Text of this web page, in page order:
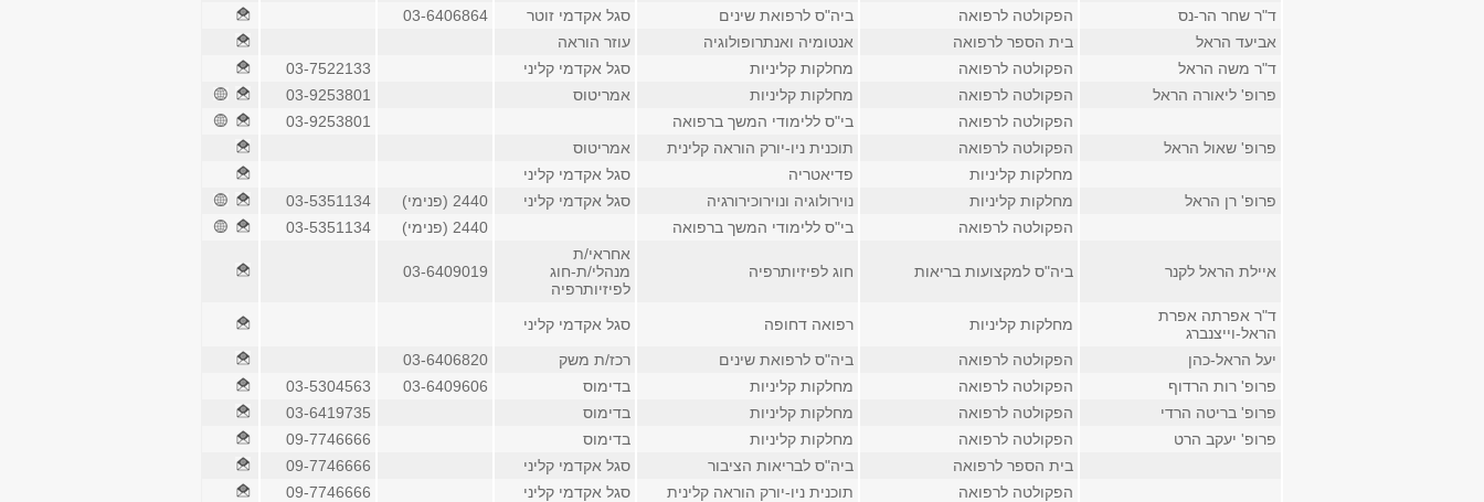
ד"ר שחר הר-נס
הפקולטה לרפואה ביה"ס לרפואת שינים סגל אקדמי זוטר
03-6406864
אביעד הראל
בית הספר לרפואה אנטומיה ואנתרופולוגיה
עוזר הוראה
ד"ר משה הראל
הפקולטה לרפואה מחלקות קליניות סגל אקדמי קליני
03-7522133
פרופ' ליאורה הראל
הפקולטה לרפואה מחלקות קליניות אמריטוס
03-9253801
הפקולטה לרפואה
בי"ס ללימודי המשך ברפואה
03-9253801
פרופ' שאול הראל
הפקולטה לרפואה תוכנית ניו-יורק הוראה קלינית
אמריטוס
מחלקות קליניות
פדיאטריה
סגל אקדמי קליני
פרופ' רן הראל
מחלקות קליניות נוירולוגיה ונוירוכירורגיה סגל אקדמי קליני 2440 (פנימי)
03-5351134
הפקולטה לרפואה
בי"ס ללימודי המשך ברפואה 2440 (פנימי) 03-5351134
איילת הראל לקנר ביה"ס למקצועות בריאות חוג לפיזיותרפיה
אחראי/ת
מנהלי/ת-חוג
לפיזיותרפיה
03-6409019
ד"ר אפרתה אפרת
הראל-וייצנברג
מחלקות קליניות רפואה דחופה
סגל אקדמי קליני
יעל הראל-כהן
הפקולטה לרפואה ביה"ס לרפואת שינים רכז/ת משק
03-6406820
פרופ' רות הרדוף
הפקולטה לרפואה מחלקות קליניות בדימוס 03-6409606
03-5304563
פרופ' בריטה הרדי
הפקולטה לרפואה מחלקות קליניות בדימוס
03-6419735
פרופ' יעקב הרט
הפקולטה לרפואה מחלקות קליניות בדימוס
09-7746666
בית הספר לרפואה
ביה"ס לבריאות הציבור סגל אקדמי קליני
09-7746666
הפקולטה לרפואה
תוכנית ניו-יורק הוראה קלינית סגל אקדמי קליני
09-7746666